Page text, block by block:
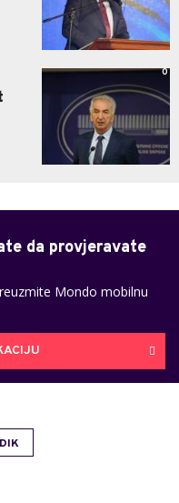
0
da provjeravate
Mondo mobilnu